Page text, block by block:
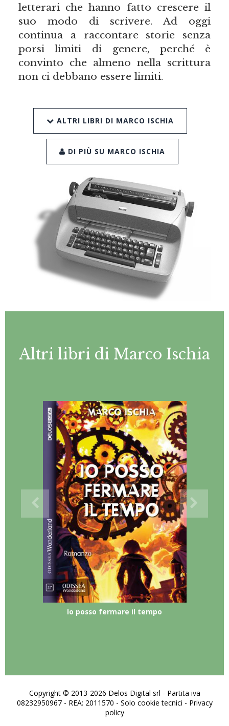
letterari che hanno fatto crescere il
suo modo di scrivere. Ad oggi
continua a raccontare storie senza
porsi limiti di genere, perché è
convinto che almeno nella scrittura
non ci debbano essere limiti.
ALTRI LIBRI DI MARCO ISCHIA
DI PIÙ SU MARCO ISCHIA
Altri libri di Marco Ischia
Io posso fermare il tempo
Copyright © 2013-2026 Delos Digital srl - Partita iva
08232950967 - REA: 2011570 - Solo cookie tecnici - Privacy
policy